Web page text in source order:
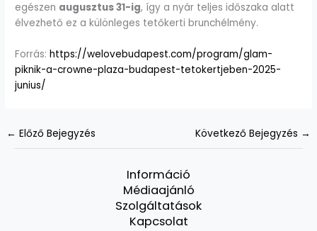
egészen augusztus 31-ig, így a nyár teljes időszaka alatt
élvezhető ez a különleges tetőkerti brunchélmény.
Forrás:https://welovebudapest.com/program/glam-
piknik-a-crowne-plaza-budapest-tetokertjeben-2025-
junius/
← Előző Bejegyzés Következő Bejegyzés →
Információ
Médiaajánló
Szolgáltatások
Kapcsolat